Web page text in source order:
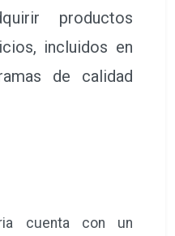
productos
incluidos en
de calidad
cuenta con un